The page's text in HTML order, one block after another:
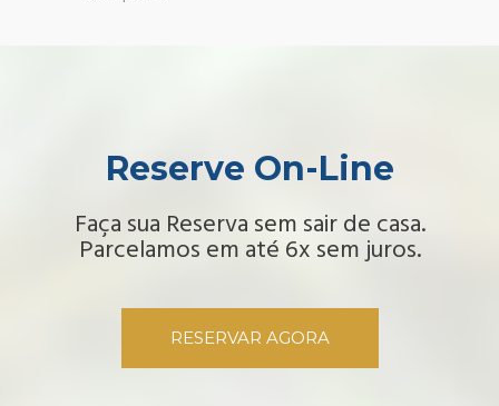
Reserve On-Line
Faça sua Reserva sem sair de casa.
Parcelamos em até 6x sem juros.
RESERVAR AGORA